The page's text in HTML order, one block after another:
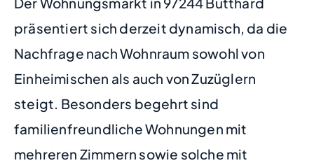
präsentiert sich derzeit dynamisch, da die
Nachfrage nach Wohnraum sowohl von
Einheimischen als auch von Zuzüglern
steigt. Besonders begehrt sind
familienfreundliche Wohnungen mit
mehreren Zimmern sowie solche mit